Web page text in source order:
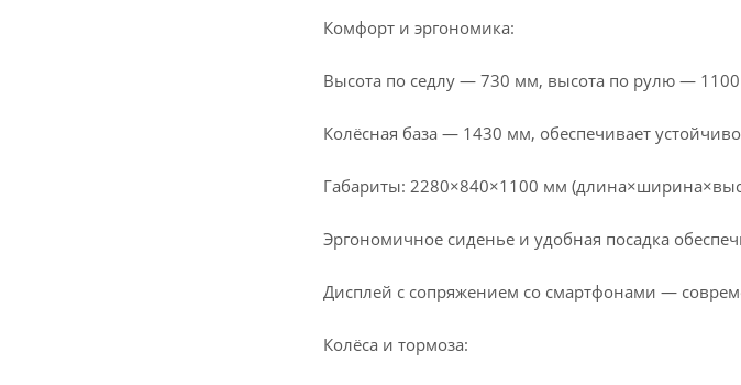
Комфорт и эргономика:
Высота по седлу — 730 мм, высота по рулю —
Колёсная база — 1430 мм, обеспечивает
Габариты: 2280×840×1100 мм
Эргономичное сиденье и удобная посадка
Дисплей с сопряжением со смартфонами —
Колёса и тормоза: